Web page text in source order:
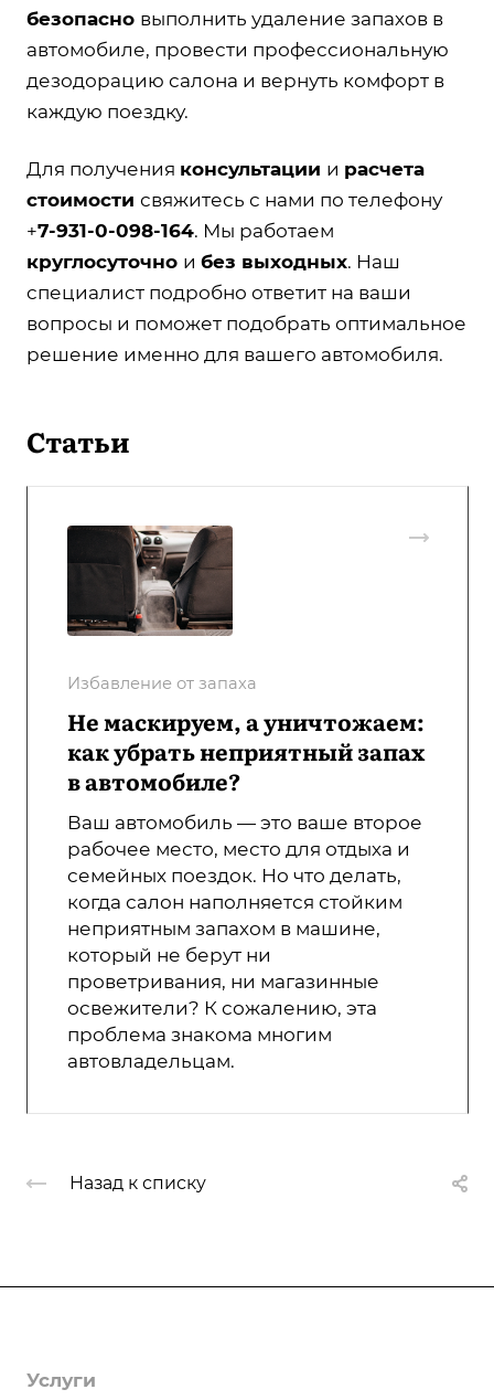
безопасно выполнить удаление запахов в
автомобиле, провести профессиональную
дезодорацию салона и вернуть комфорт в
каждую поездку.
Для получения консультации и расчета
стоимости свяжитесь с нами по телефону
+7-931-0-098-164. Мы работаем
круглосуточно и без выходных. Наш
специалист подробно ответит на ваши
вопросы и поможет подобрать оптимальное
решение именно для вашего автомобиля.
Статьи
Избавление от запаха
Не маскируем, а уничтожаем:
как убрать неприятный запах
в автомобиле?
Ваш автомобиль — это ваше второе
рабочее место, место для отдыха и
семейных поездок. Но что делать,
когда салон наполняется стойким
неприятным запахом в машине,
который не берут ни
проветривания, ни магазинные
освежители? К сожалению, эта
проблема знакома многим
автовладельцам.
Назад к списку
О компании
Услуги